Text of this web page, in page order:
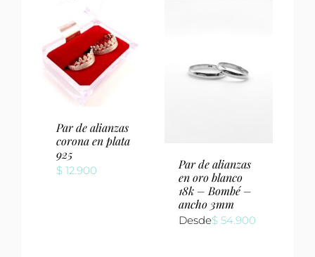
Par de alianzas
corona en plata
925
$ 12.900
Par de alianzas
en oro blanco
18k – Bombé –
ancho 3mm
Desde$ 54.900